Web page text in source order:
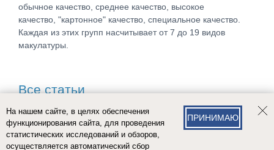
обычное качество, среднее качество, высокое
качество, "картонное" качество, специальное качество.
Каждая из этих групп насчитывает от 7 до 19 видов
макулатуры.
Все статьи
На нашем сайте, в целях обеспечения
функционирования сайта, для проведения
статистических исследований и обзоров,
осуществляется автоматический сбор
ПРИНИМАЮ